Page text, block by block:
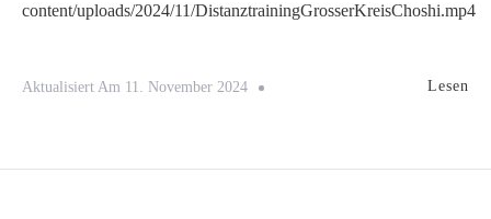
content/uploads/2024/11/DistanztrainingGrosserKreisChoshi.mp4
Aktualisiert Am 11. November 2024 Lesen